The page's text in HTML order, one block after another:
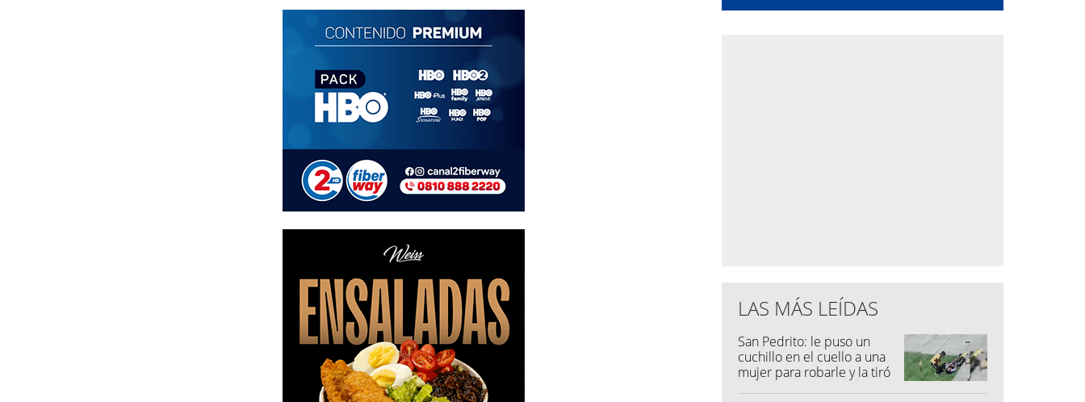
LAS MÁS LEÍDAS
San Pedrito: le puso un
cuchillo en el cuello a una
mujer para robarle y la tiró